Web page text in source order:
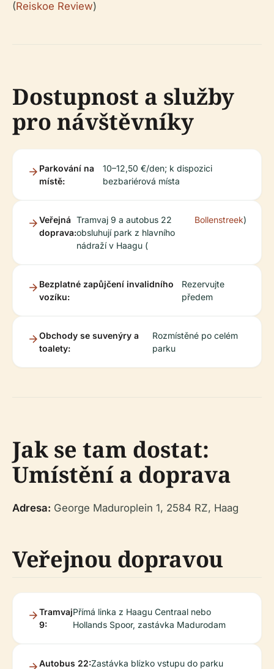
(Reiskoe Review)
Dostupnost a služby
pro návštěvníky
Parkování na
místě:
10–12,50 €/den; k dispozici
bezbariérová místa
Veřejná
doprava:
Tramvaj 9 a autobus 22
obsluhují park z hlavního
nádraží v Haagu (
Bollenstreek)
Bezplatné zapůjčení invalidního
vozíku:
Rezervujte
předem
Obchody se suvenýry a
toalety:
Rozmístěné po celém
parku
Jak se tam dostat:
Umístění a doprava
Adresa: George Maduroplein 1, 2584 RZ, Haag
Veřejnou dopravou
Tramvaj
9:
Přímá linka z Haagu Centraal nebo
Hollands Spoor, zastávka Madurodam
Autobus 22:Zastávka blízko vstupu do parku